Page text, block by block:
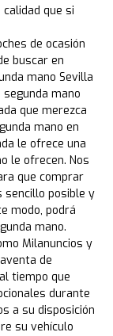
que si
de ocasión
buscar en
mano Sevilla
segunda mano
que merezca
mano en
le ofrece una
le ofrecen. Nos
que comprar
sencillo posible y
modo, podrá
mano.
Milanuncios y
de
tiempo que
durante
a su disposición
su vehículo